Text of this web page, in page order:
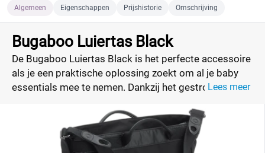
Algemeen Eigenschappen Prijshistorie Omschrijving
Bugaboo Luiertas Black
De Bugaboo Luiertas Black is het perfecte accessoire
als je een praktische oplossing zoekt om al je baby
essentials mee te nemen. Dankzij het gestroomlijnde
stijl. Vergelijk de prijzen van de luiertas en vind de
beste deal.
Lees meer